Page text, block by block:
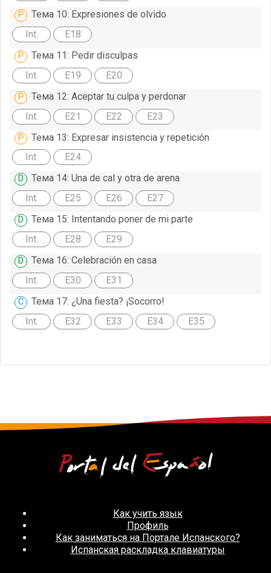
Тема 10: Expresiones de olvido
Int.
E18
Тема 11: Pedir disculpas
Int.
E19
E20
Тема 12: Aceptar tu culpa y perdonar
Int.
E21 E22
E23
Тема 13: Expresar insistencia y repetición
Int.
E24
Тема 14: Una de cal y otra de arena
Int.
E25 E26
E27
Тема 15: Intentando poner de mi parte
Int.
E28
E29
Тема 16: Celebración en casa
Int.
E30
E31
Тема 17: ¿Una fiesta? ¡Socorro!
Int.
E32 E33 E34 E35
Как учить язык
Профиль
Как заниматься на Портале Испанского?
Испанская раскладка клавиатуры